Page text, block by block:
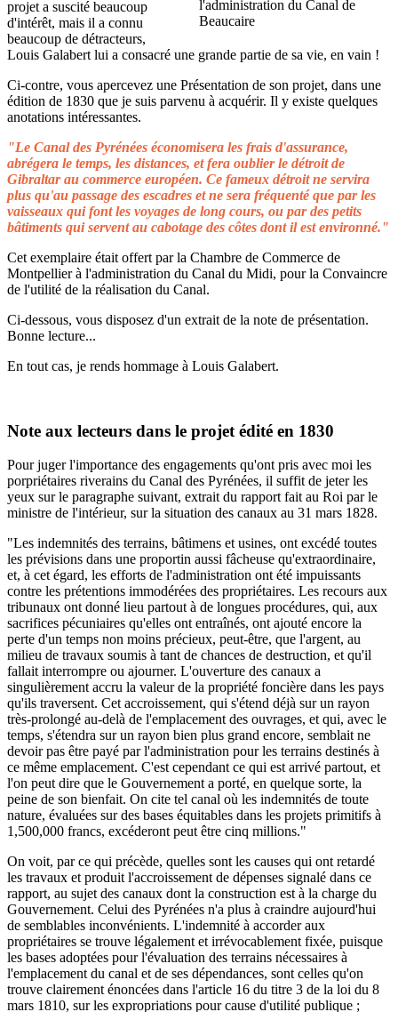
projet a suscité beaucoup
d'intérêt, mais il a connu
beaucoup de détracteurs,
Louis Galabert lui a consacré une grande partie de sa vie, en vain !
Ci-contre, vous apercevez une Présentation de son projet, dans une
édition de 1830 que je suis parvenu à acquérir. Il y existe quelques
anotations intéressantes.
"Le Canal des Pyrénées économisera les frais d'assurance,
abrégera le temps, les distances, et fera oublier le détroit de
Gibraltar au commerce européen. Ce fameux détroit ne servira
plus qu'au passage des escadres et ne sera fréquenté que par les
vaisseaux qui font les voyages de long cours, ou par des petits
bâtiments qui servent au cabotage des côtes dont il est environné."
Cet exemplaire était offert par la Chambre de Commerce de
Montpellier à l'administration du Canal du Midi, pour la Convaincre
de l'utilité de la réalisation du Canal.
Ci-dessous, vous disposez d'un extrait de la note de présentation.
Bonne lecture...
En tout cas, je rends hommage à Louis Galabert.
Note aux lecteurs dans le projet édité en 1830
Pour juger l'importance des engagements qu'ont pris avec moi les
porpriétaires riverains du Canal des Pyrénées, il suffit de jeter les
yeux sur le paragraphe suivant, extrait du rapport fait au Roi par le
ministre de l'intérieur, sur la situation des canaux au 31 mars 1828.
"Les indemnités des terrains, bâtimens et usines, ont excédé toutes
les prévisions dans une proportin aussi fâcheuse qu'extraordinaire,
et, à cet égard, les efforts de l'administration ont été impuissants
contre les prétentions immodérées des propriétaires. Les recours aux
tribunaux ont donné lieu partout à de longues procédures, qui, aux
sacrifices pécuniaires qu'elles ont entraînés, ont ajouté encore la
perte d'un temps non moins précieux, peut-être, que l'argent, au
milieu de travaux soumis à tant de chances de destruction, et qu'il
fallait interrompre ou ajourner. L'ouverture des canaux a
singulièrement accru la valeur de la propriété foncière dans les pays
qu'ils traversent. Cet accroissement, qui s'étend déjà sur un rayon
très-prolongé au-delà de l'emplacement des ouvrages, et qui, avec le
temps, s'étendra sur un rayon bien plus grand encore, semblait ne
devoir pas être payé par l'administration pour les terrains destinés à
ce même emplacement. C'est cependant ce qui est arrivé partout, et
l'on peut dire que le Gouvernement a porté, en quelque sorte, la
peine de son bienfait. On cite tel canal où les indemnités de toute
nature, évaluées sur des bases équitables dans les projets primitifs à
1,500,000 francs, excéderont peut être cinq millions."
On voit, par ce qui précède, quelles sont les causes qui ont retardé
les travaux et produit l'accroissement de dépenses signalé dans ce
rapport, au sujet des canaux dont la construction est à la charge du
Gouvernement. Celui des Pyrénées n'a plus à craindre aujourd'hui
de semblables inconvénients. L'indemnité à accorder aux
propriétaires se trouve légalement et irrévocablement fixée, puisque
les bases adoptées pour l'évaluation des terrains nécessaires à
l'emplacement du canal et de ses dépendances, sont celles qu'on
trouve clairement énoncées dans l'article 16 du titre 3 de la loi du 8
mars 1810, sur les expropriations pour cause d'utilité publique ;